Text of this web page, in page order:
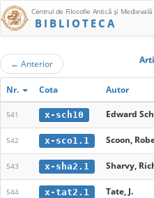
Centrul de Filosofie Antică şi Medievală
BIBLIOTECA
← Anterior
Nr. Cota Autor
541 x-sch10 Edward
542 x-sco1.1 Scoon,
543 x-sha2.1 Sharvy,
544 x-tat2.1 Tate, J.